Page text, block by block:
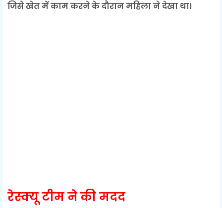
जिसे खेत में काम करने के दौरान महिला ने देखा था।
रेस्क्यू टीम ने की मदद